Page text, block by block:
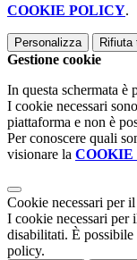
COOKIE POLICY.
Personalizza Rifiuta
Gestione cookie
In questa schermata è
I cookie necessari
piattaforma e non è
Per conoscere quali
visionare la
Cookie necessari per
I cookie necessari per
disabilitati. È
policy.